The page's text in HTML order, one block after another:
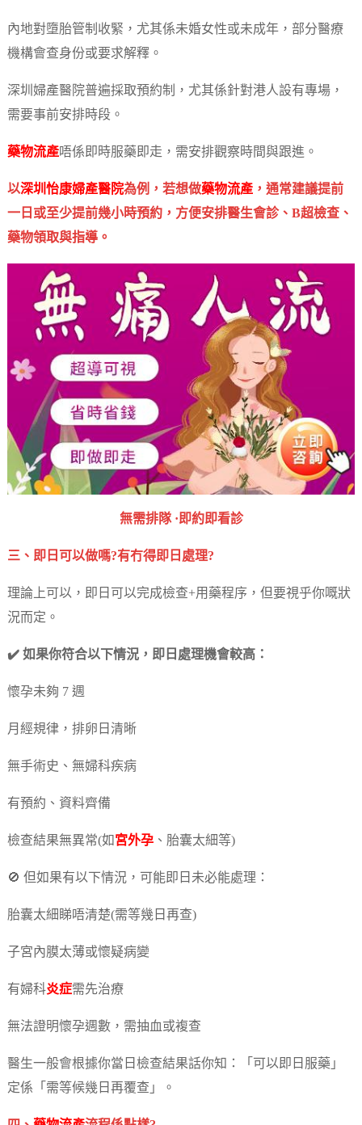
內地對墮胎管制收緊，尤其係未婚女性或未成年，部分醫療
機構會查身份或要求解釋。
深圳婦產醫院普遍採取預約制，尤其係針對港人設有專場，
需要事前安排時段。
藥物流產唔係即時服藥即走，需安排觀察時間與跟進。
以深圳怡康婦產醫院為例，若想做藥物流產，通常建議提前
一日或至少提前幾小時預約，方便安排醫生會診、B超檢查、
藥物領取與指導。
無需排隊 ·即約即看診
三、即日可以做嗎?有冇得即日處理?
理論上可以，即日可以完成檢查+用藥程序，但要視乎你嘅狀
況而定。
✔️ 如果你符合以下情況，即日處理機會較高：
懷孕未夠 7 週
月經規律，排卵日清晰
無手術史、無婦科疾病
有預約、資料齊備
檢查結果無異常(如宮外孕、胎囊太細等)
🚫 但如果有以下情況，可能即日未必能處理：
胎囊太細睇唔清楚(需等幾日再查)
子宮內膜太薄或懷疑病變
有婦科炎症需先治療
無法證明懷孕週數，需抽血或複查
醫生一般會根據你當日檢查結果話你知：「可以即日服藥」
定係「需等候幾日再覆查」。